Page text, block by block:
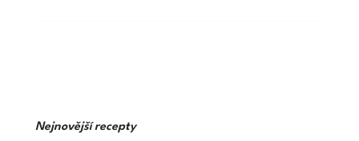
Nejnovější recepty